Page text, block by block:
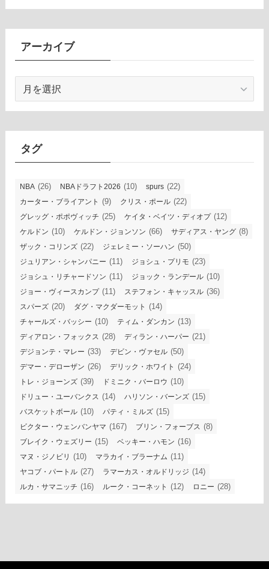
アーカイブ
カ
タグ
NBA (26) NBAドラフト2026 (10) spurs (22)
カーター・ブライアント (9) クリス・ポール (22)
グレッグ・ポポヴィッチ (25) ケイタ・ベイツ・ディオプ(12)
ケルドン (10) ケルドン・ジョンソン (66) サディアス・ヤング (8)
ザック・コリンズ (22) ジェレミー・ソーハン (50)
ジュリアン・シャンパニー (11) ジョシュ・プリモ (23)
ジョシュ・リチャードソン (11) ジョック・ランデール (10)
ジョー・ヴィースカンプ(11) ステフォン・キャッスル (36)
スパーズ (20) ダグ・マクダーモット (14)
チャールズ・バッシー (10) ティム・ダンカン (13)
ディアロン・フォックス (28) ディラン・ハーパー (21)
デジョンテ・マレー (33) デビン・ヴァセル (50)
デマー・デローザン (26) デリック・ホワイト (24)
トレ・ジョーンズ (39) ドミニク・バーロウ (10)
ドリュー・ユーバンクス (14) ハリソン・バーンズ (15)
バスケットボール (10) パティ・ミルズ (15)
ビクター・ウェンバンヤマ (167) ブリン・フォーブス (8)
ブレイク・ウェズリー (15) ベッキー・ハモン (16)
マヌ・ジノビリ (10) マラカイ・ブラーナム (11)
ヤコブ・パートル (27) ラマーカス・オルドリッジ (14)
ルカ・サマニッチ (16) ルーク・コーネット (12) ロニー (28)